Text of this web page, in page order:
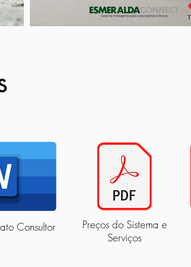
Consultor
Preços do Sistema e
Serviços